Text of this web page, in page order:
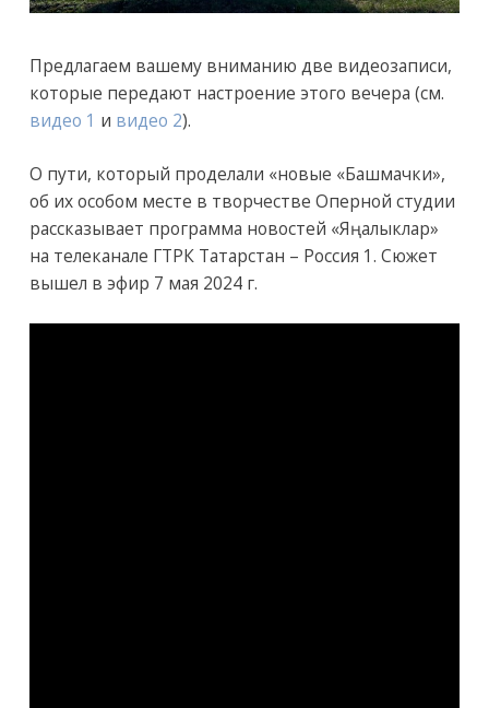
Предлагаем вашему вниманию две видеозаписи,
которые передают настроение этого вечера (см.
видео 1 и видео 2).
О пути, который проделали «новые «Башмачки»,
об их особом месте в творчестве Оперной студии
рассказывает программа новостей «Яңалыклар»
на телеканале ГТРК Татарстан – Россия 1. Сюжет
вышел в эфир 7 мая 2024 г.